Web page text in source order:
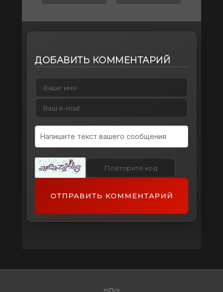
ДОБАВИТЬ КОММЕНТАРИЙ
ОТПРАВИТЬ КОММЕНТАРИЙ